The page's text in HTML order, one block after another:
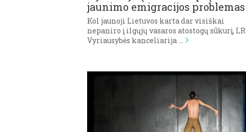
jaunimo emigracijos problemas
Kol jaunoji Lietuvos karta dar visiškai
nepaniro į ilgųjų vasaros atostogų sūkurį, LR
Vyriausybės kanceliarija …